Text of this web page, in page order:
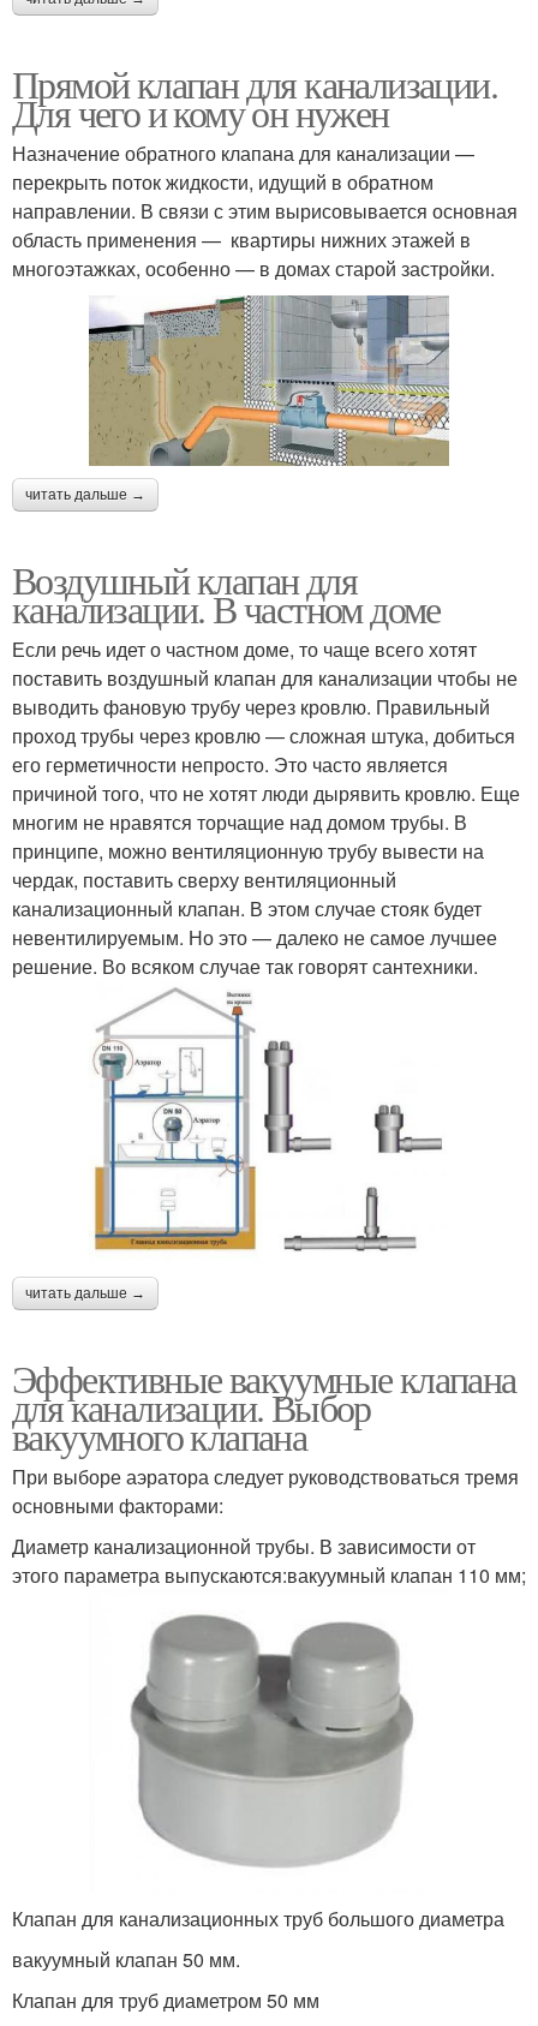
Прямой клапан для канализации.
Для чего и кому он нужен
Назначение обратного клапана для канализации —
перекрыть поток жидкости, идущий в обратном
направлении. В связи с этим вырисовывается основная
область применения — квартиры нижних этажей в
многоэтажках, особенно — в домах старой застройки.
читать дальше →
Воздушный клапан для
канализации. В частном доме
Если речь идет о частном доме, то чаще всего хотят
поставить воздушный клапан для канализации чтобы не
выводить фановую трубу через кровлю. Правильный
проход трубы через кровлю — сложная штука, добиться
его герметичности непросто. Это часто является
причиной того, что не хотят люди дырявить кровлю. Еще
многим не нравятся торчащие над домом трубы. В
принципе, можно вентиляционную трубу вывести на
чердак, поставить сверху вентиляционный
канализационный клапан. В этом случае стояк будет
невентилируемым. Но это — далеко не самое лучшее
решение. Во всяком случае так говорят сантехники.
читать дальше →
Эффективные вакуумные клапана
для канализации. Выбор
вакуумного клапана
При выборе аэратора следует руководствоваться тремя
основными факторами:
Диаметр канализационной трубы. В зависимости от
этого параметра выпускаются:вакуумный клапан 110 мм;
Клапан для канализационных труб большого диаметра
вакуумный клапан 50 мм.
Клапан для труб диаметром 50 мм